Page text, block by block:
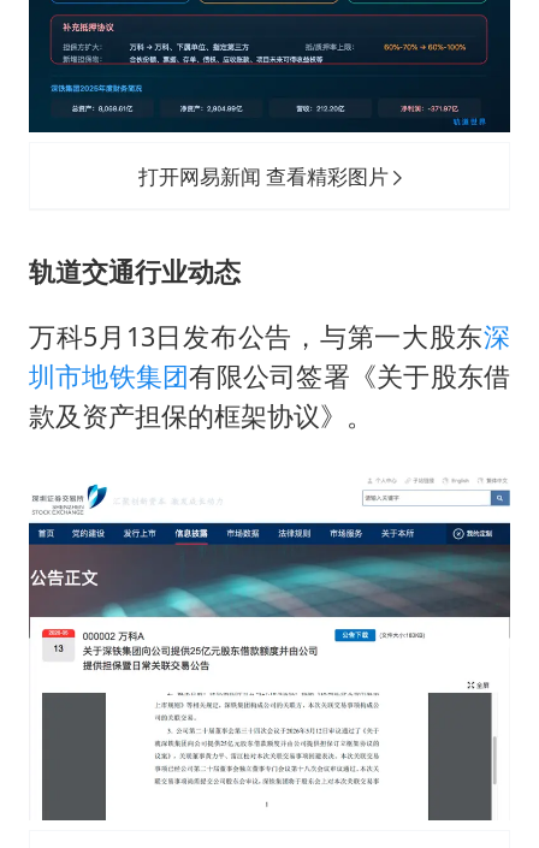
夯实基础开新局
打开网易新闻 查看精彩图片
轨道交通行业动态
万科5月13日发布公告，与第一大股东深
圳市地铁集团有限公司签署《关于股东借
款及资产担保的框架协议》。